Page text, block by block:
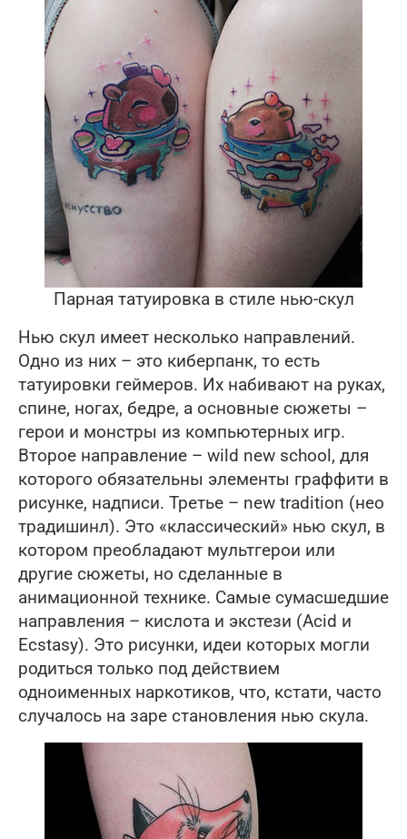
Парная татуировка в стиле нью-скул
Нью скул имеет несколько направлений.
Одно из них – это киберпанк, то есть
татуировки геймеров. Их набивают на руках,
спине, ногах, бедре, а основные сюжеты –
герои и монстры из компьютерных игр.
Второе направление – wild new school, для
которого обязательны элементы граффити в
рисунке, надписи. Третье – new tradition (нео
традишинл). Это «классический» нью скул, в
котором преобладают мультгерои или
другие сюжеты, но сделанные в
анимационной технике. Самые сумасшедшие
направления – кислота и экстези (Acid и
Ecstasy). Это рисунки, идеи которых могли
родиться только под действием
одноименных наркотиков, что, кстати, часто
случалось на заре становления нью скула.